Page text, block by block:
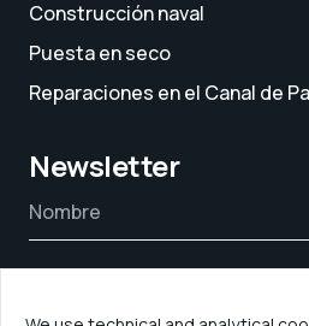
Construcción naval
Puesta en seco
Reparaciones en el Canal de
Newsletter